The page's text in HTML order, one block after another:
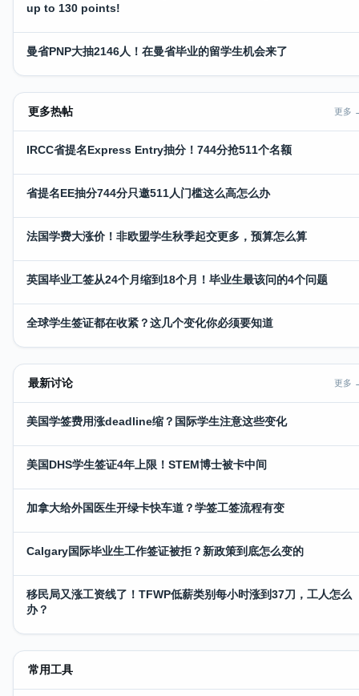
up to 130 points!
曼省PNP大抽2146人！在曼省毕业的留学生机会来了
更多热帖 更多
IRCC省提名Express Entry抽分！744分抢511个名额
省提名EE抽分744分只邀511人门槛这么高怎么办
法国学费大涨价！非欧盟学生秋季起交更多，预算怎么算
英国毕业工签从24个月缩到18个月！毕业生最该问的4个问题
全球学生签证都在收紧？这几个变化你必须要知道
最新讨论 更多
美国学签费用涨deadline缩？国际学生注意这些变化
美国DHS学生签证4年上限！STEM博士被卡中间
加拿大给外国医生开绿卡快车道？学签工签流程有变
Calgary国际毕业生工作签证被拒？新政策到底怎么变的
移民局又涨工资线了！TFWP低薪类别每小时涨到37刀，工人怎么
办？
常用工具